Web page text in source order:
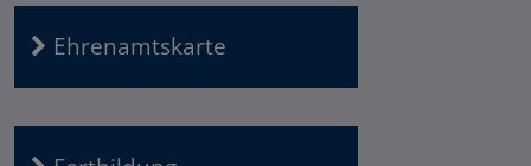
Ehrenamtskarte